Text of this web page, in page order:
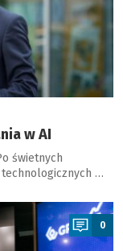
w AI
świetnych
technologicznych …
0